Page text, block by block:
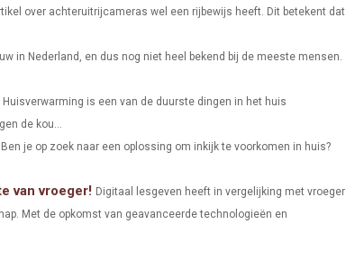
N
over achteruitrijcameras wel een rijbewijs heeft. Dit betekent dat
in Nederland, en dus nog niet heel bekend bij de meeste mensen.
Huisverwarming is een van de duurste dingen in het huis
de kou...
Ben je op zoek naar een oplossing om inkijk te voorkomen in huis?
van vroeger! Digitaal lesgeven heeft in vergelijking met vroeger
Met de opkomst van geavanceerde technologieën en